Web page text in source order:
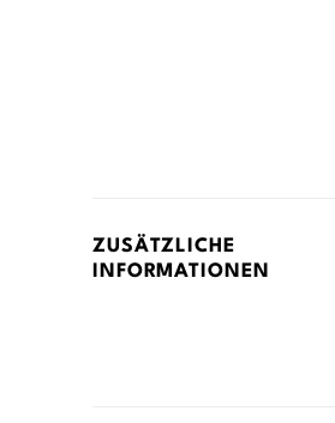
ZUSÄTZLICHE
INFORMATIONEN